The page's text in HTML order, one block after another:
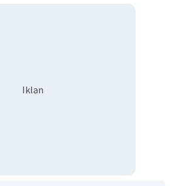
Iklan